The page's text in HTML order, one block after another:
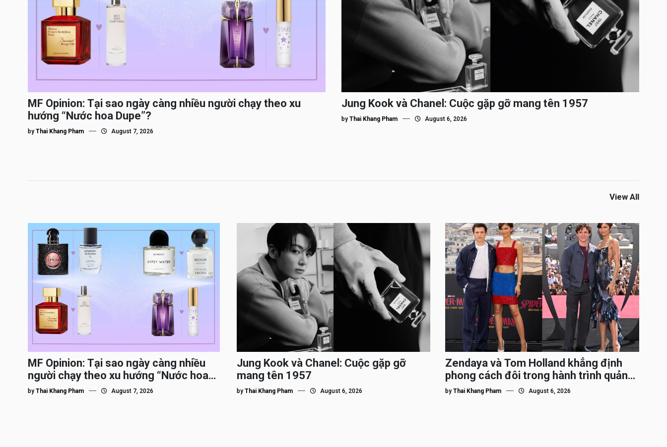
MF Opinion: Tại sao ngày càng nhiều người chạy theo xu
hướng “Nước hoa Dupe”?
by Thai Khang Pham August 7, 2026
Jung Kook và Chanel: Cuộc gặp gỡ mang tên 1957
by Thai Khang Pham August 6, 2026
View All
MF Opinion: Tại sao ngày càng nhiều
người chạy theo xu hướng “Nước hoa
Dupe”?
by Thai Khang Pham August 7, 2026
Jung Kook và Chanel: Cuộc gặp gỡ
mang tên 1957
by Thai Khang Pham August 6, 2026
Zendaya và Tom Holland khẳng định
phong cách đôi trong hành trình quảng
bá Spider-Man
byThai Khang Pham August 6, 2026